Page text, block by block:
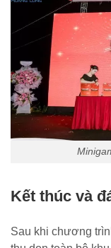
Kết thúc và
Sau khi chương